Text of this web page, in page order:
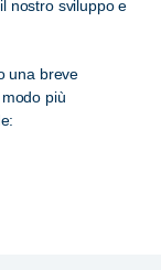
nostro sviluppo e
una breve
più